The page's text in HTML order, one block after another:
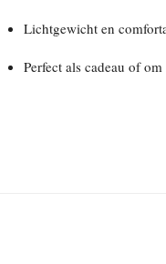
Lichtgewicht en
Perfect als cadeau of